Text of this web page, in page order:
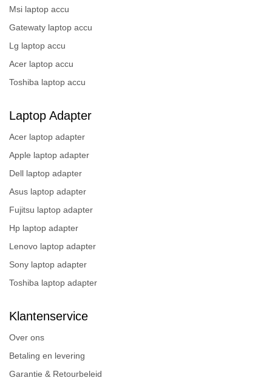
Msi laptop accu
Gatewaty laptop accu
Lg laptop accu
Acer laptop accu
Toshiba laptop accu
Laptop Adapter
Acer laptop adapter
Apple laptop adapter
Dell laptop adapter
Asus laptop adapter
Fujitsu laptop adapter
Hp laptop adapter
Lenovo laptop adapter
Sony laptop adapter
Toshiba laptop adapter
Klantenservice
Over ons
Betaling en levering
Garantie & Retourbeleid